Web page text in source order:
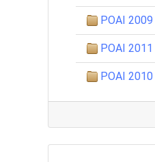
POAI 2009
POAI 2011
POAI 2010